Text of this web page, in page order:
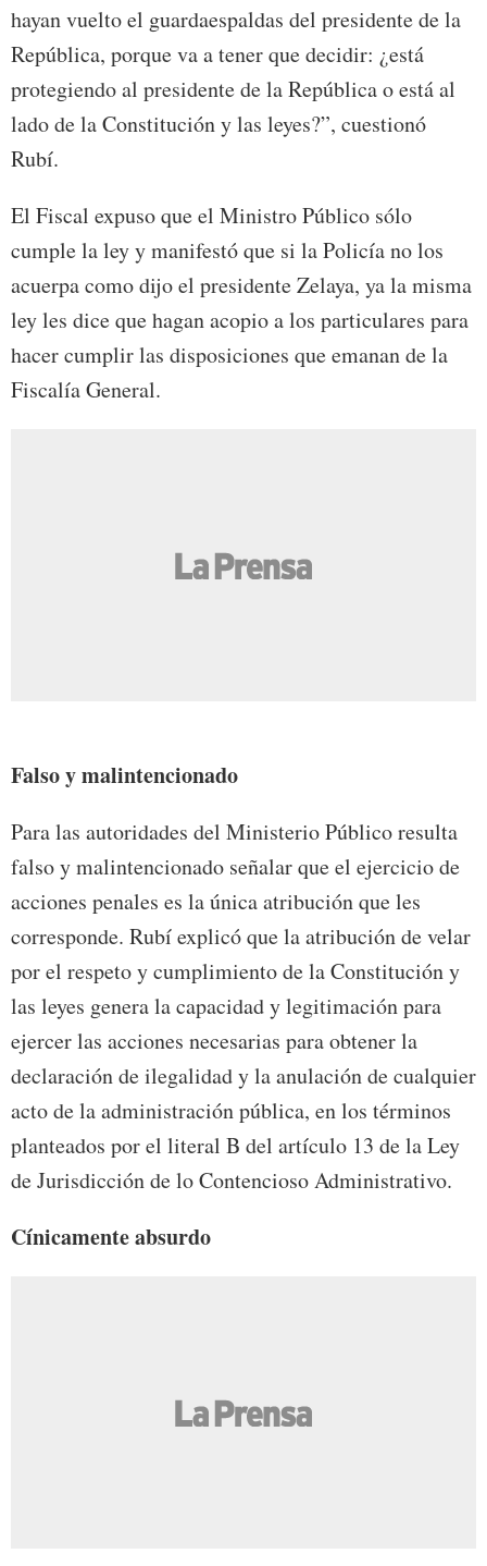
hayan vuelto el guardaespaldas del presidente de la
República, porque va a tener que decidir: ¿está
protegiendo al presidente de la República o está al
lado de la Constitución y las leyes?”, cuestionó
Rubí.
El Fiscal expuso que el Ministro Público sólo
cumple la ley y manifestó que si la Policía no los
acuerpa como dijo el presidente Zelaya, ya la misma
ley les dice que hagan acopio a los particulares para
hacer cumplir las disposiciones que emanan de la
Fiscalía General.
Falso y malintencionado
Para las autoridades del Ministerio Público resulta
falso y malintencionado señalar que el ejercicio de
acciones penales es la única atribución que les
corresponde. Rubí explicó que la atribución de velar
por el respeto y cumplimiento de la Constitución y
las leyes genera la capacidad y legitimación para
ejercer las acciones necesarias para obtener la
declaración de ilegalidad y la anulación de cualquier
acto de la administración pública, en los términos
planteados por el literal B del artículo 13 de la Ley
de Jurisdicción de lo Contencioso Administrativo.
Cínicamente absurdo